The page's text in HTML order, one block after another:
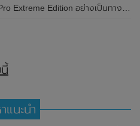
Edition อย่างเป็นทางการแล้วในประเทศจีน
แนะนำ